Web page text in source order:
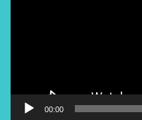
00:00